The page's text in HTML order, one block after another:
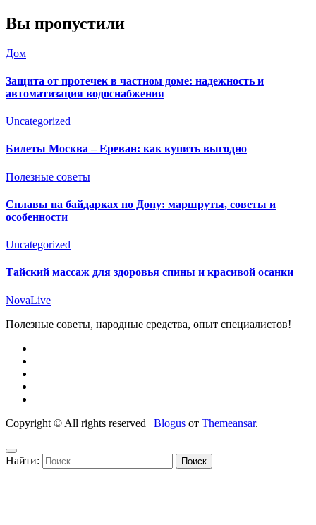
Вы пропустили
Дом
Защита от протечек в частном доме: надежность и
автоматизация водоснабжения
Uncategorized
Билеты Москва – Ереван: как купить выгодно
Полезные советы
Сплавы на байдарках по Дону: маршруты, советы и
особенности
Uncategorized
Тайский массаж для здоровья спины и красивой осанки
NovaLive
Полезные советы, народные средства, опыт специалистов!
Copyright © All rights reserved | Blogus от Themeansar.
Найти: